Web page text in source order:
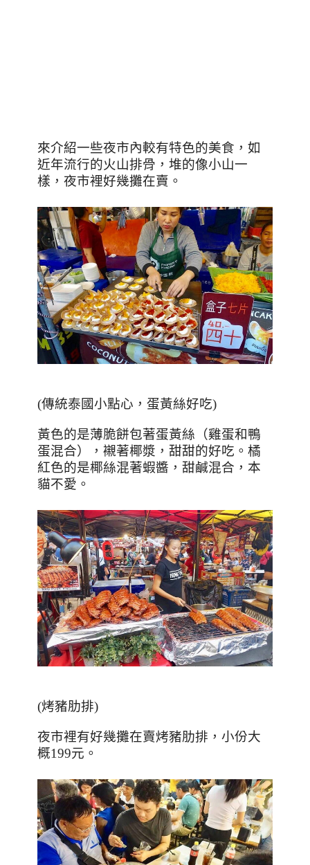
來介紹一些夜市內較有特色的美食，如
近年流行的火山排骨，堆的像小山一
樣，夜市裡好幾攤在賣。
(傳統泰國小點心，蛋黃絲好吃)
黃色的是薄脆餅包著蛋黃絲（雞蛋和鴨
蛋混合），襯著椰漿，甜甜的好吃。橘
紅色的是椰絲混著蝦醬，甜鹹混合，本
貓不愛。
(烤豬肋排)
夜市裡有好幾攤在賣烤豬肋排，小份大
概199元 。